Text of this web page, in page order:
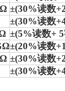
±(30%读数
±(30%读数
±(5%读数+
±(20%读数
±(30%读数
±(30%读数